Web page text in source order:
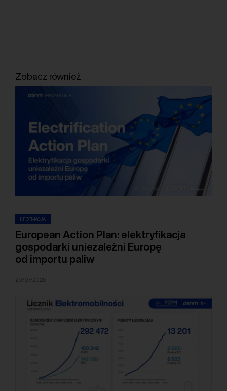
Zobacz również
INFORMACJA
European Action Plan: elektryfikacja
gospodarki uniezależni Europę
od importu paliw
20/07/2026